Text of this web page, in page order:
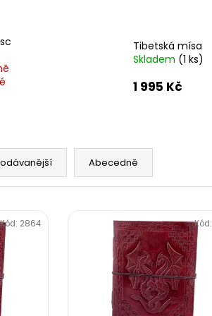
Tibetská mísa
Skladem (1 ks)
1 995 Kč
Abecedně
Kód: 2864 Kód: